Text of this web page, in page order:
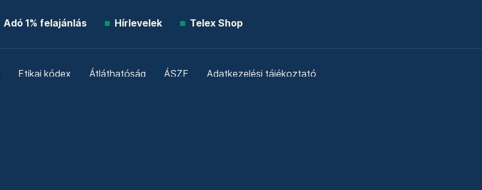
Adó 1% felajánlás Hírlevelek Telex Shop
Etikai kódex Átláthatóság ÁSZF Adatkezelési tájékoztató